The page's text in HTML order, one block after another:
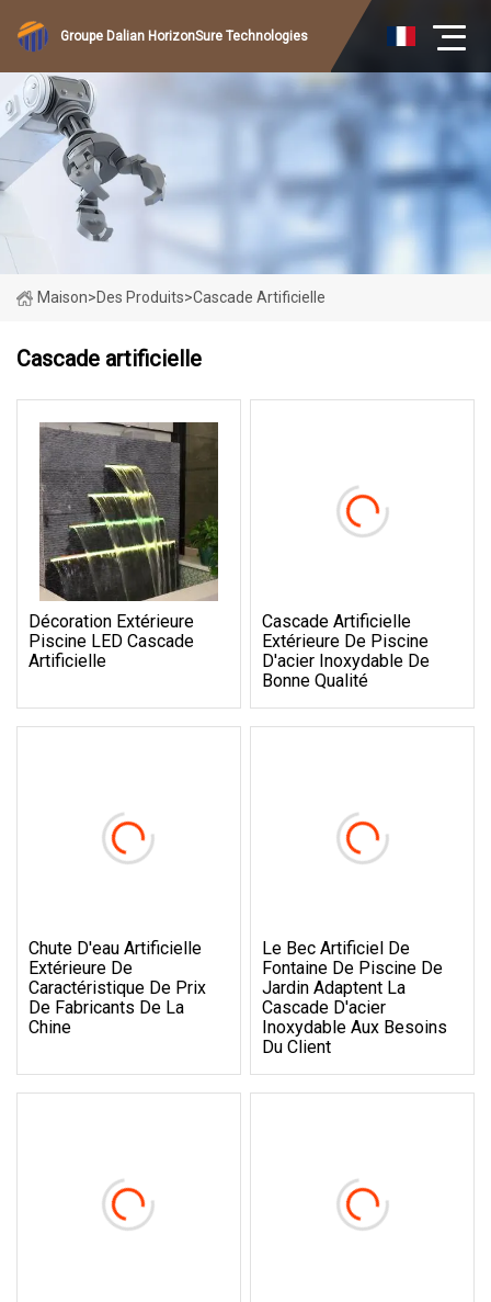
Groupe Dalian HorizonSure Technologies
Maison>Des Produits>Cascade Artificielle
Cascade artificielle
Décoration Extérieure
Piscine LED Cascade
Artificielle
Cascade Artificielle
Extérieure De Piscine
D'acier Inoxydable De
Bonne Qualité
Chute D'eau Artificielle
Extérieure De
Caractéristique De Prix
De Fabricants De La
Chine
Le Bec Artificiel De
Fontaine De Piscine De
Jardin Adaptent La
Cascade D'acier
Inoxydable Aux Besoins
Du Client